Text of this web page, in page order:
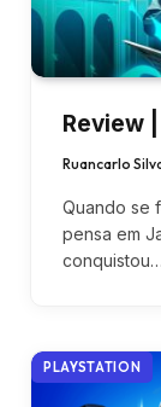
Review
Ruancarlo
Quando se
pensa em
conquistou…
PLAYSTATION